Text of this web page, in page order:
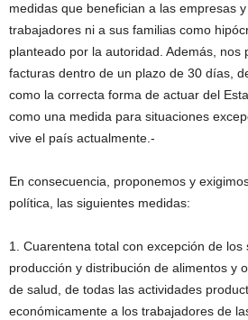
medidas que benefician a las empresas
trabajadores ni a sus familias como
planteado por la autoridad. Además, nos
facturas dentro de un plazo de 30 días,
como la correcta forma de actuar del
como una medida para situaciones
vive el país actualmente.-
En consecuencia, proponemos y
política, las siguientes medidas:
1. Cuarentena total con excepción de los
producción y distribución de alimentos y
de salud, de todas las actividades
económicamente a los trabajadores de